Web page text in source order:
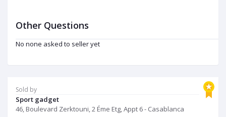
Sold by
Sport gadget
46, Boulevard Zerktouni, 2 Éme Etg, Appt 6 - Casablanca
Other Questions
No none asked to seller yet